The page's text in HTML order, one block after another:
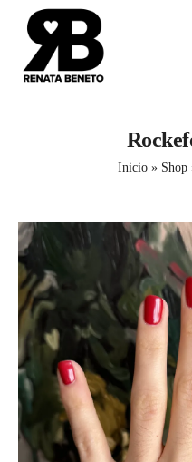
Inicio» Shop